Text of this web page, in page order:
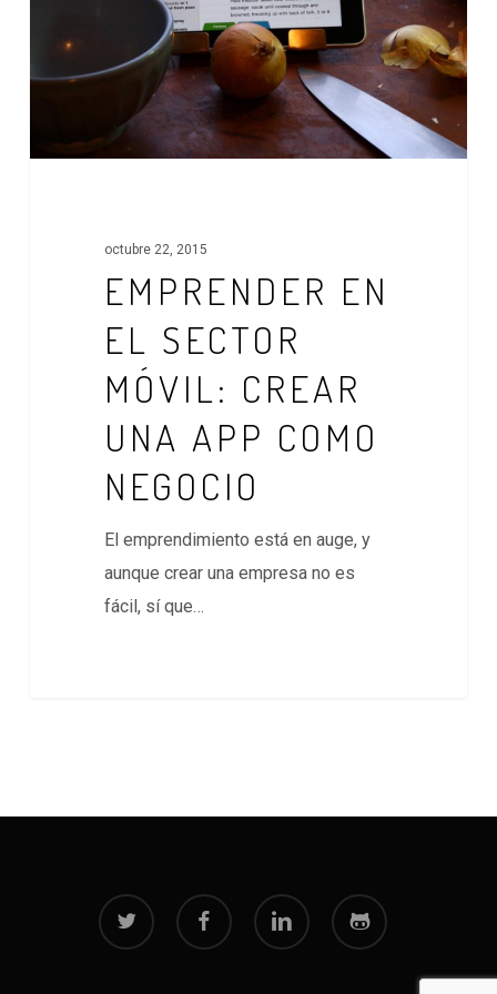
app
negocio
octubre 22, 2015
EMPRENDER EN
EL SECTOR
MÓVIL: CREAR
UNA APP COMO
NEGOCIO
El emprendimiento está en auge, y
aunque crear una empresa no es
fácil, sí que…
twitter facebook linkedin github